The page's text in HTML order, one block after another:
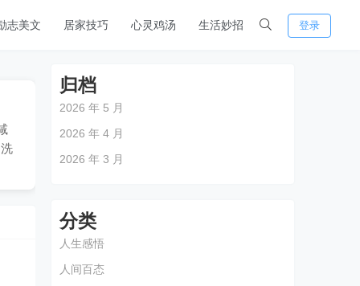
志美文 居家技巧 心灵鸡汤 生活妙招 登录
归档
2026 年 5 月
2026 年 4 月
2026 年 3 月
分类
人生感悟
人间百态